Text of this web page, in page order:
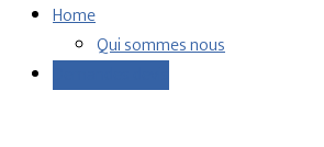
Home
Qui sommes nous